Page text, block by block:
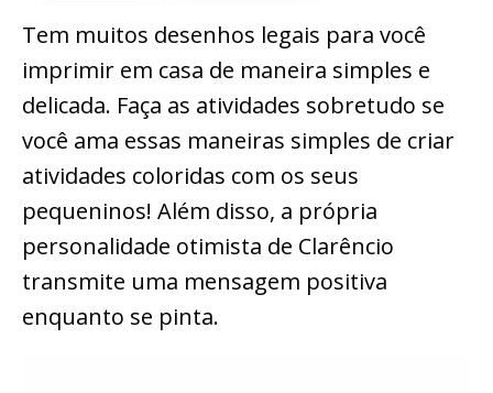
Tem muitos desenhos legais para você
imprimir em casa de maneira simples e
delicada. Faça as atividades sobretudo se
você ama essas maneiras simples de criar
atividades coloridas com os seus
pequeninos! Além disso, a própria
personalidade otimista de Clarêncio
transmite uma mensagem positiva
enquanto se pinta.